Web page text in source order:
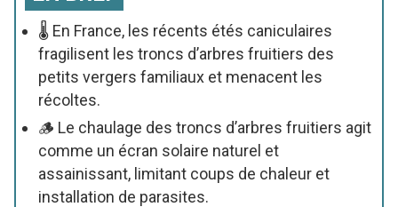
🌡️ En France, les récents étés caniculaires
fragilisent les troncs d’arbres fruitiers des
petits vergers familiaux et menacent les
récoltes.
🪵 Le chaulage des troncs d’arbres fruitiers agit
comme un écran solaire naturel et
assainissant, limitant coups de chaleur et
installation de parasites.